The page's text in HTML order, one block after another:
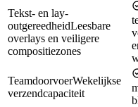
Tekst- en lay-
outgereedheidLeesbare
overlays en veiligere
compositiezones
TeamdoorvoerWekelijkse
verzendcapaciteit